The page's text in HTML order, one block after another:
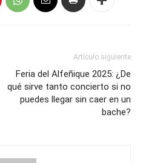
Artículo siguiente
Feria del Alfeñique 2025: ¿De
qué sirve tanto concierto si no
puedes llegar sin caer en un
bache?